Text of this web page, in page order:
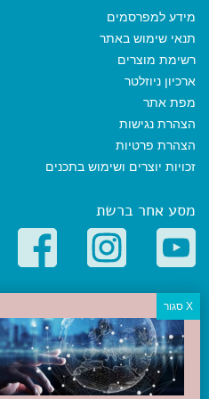
מידע למפרסמים
תנאי שימוש באתר
רשימת מוצרים
ארכיון ניוזלטר
מפת אתר
הצהרת נגישות
הצהרת פרטיות
זכויות יוצרים ושימוש בתכנים
מסע אחר ברשת
קטגוריות פופולריות
יעדים
טיולים בישראל
מלונות בוטיק בישראל
טיפים והמלצות